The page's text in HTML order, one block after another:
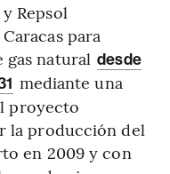
Repsol
para
gas natural desde
mediante una
proyecto
la producción del
en 2009 y con